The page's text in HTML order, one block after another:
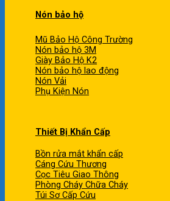
Nón bảo hộ
Mũ Bảo Hộ Công Trường
Nón bảo hộ 3M
Giày Bảo Hộ K2
Nón bảo hộ lao động
Nón Vải
Phụ Kiện Nón
Thiết Bị Khẩn Cấp
Bồn rửa mắt khẩn cấp
Cáng Cứu Thương
Cọc Tiêu Giao Thông
Phòng Cháy Chữa Cháy
Túi Sơ Cấp Cứu